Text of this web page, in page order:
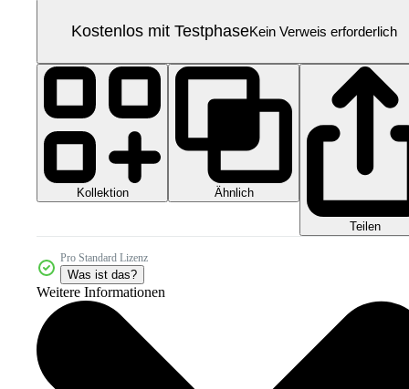
Kostenlos mit TestphaseKein Verweis erforderlich
Kollektion Ähnlich
Teilen
Pro Standard Lizenz
Was ist das?
Weitere Informationen